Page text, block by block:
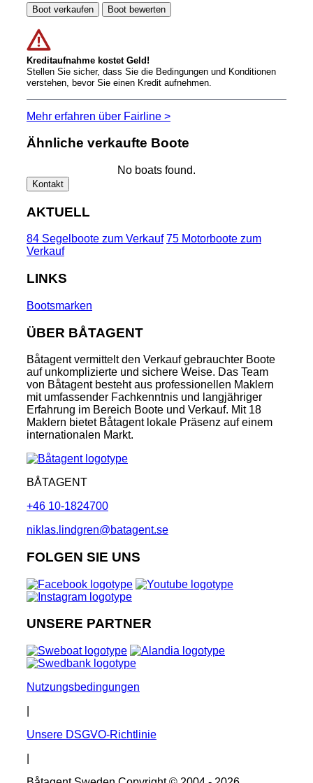
Boot verkaufen Boot bewerten
Kreditaufnahme kostet Geld!
Stellen Sie sicher, dass Sie die Bedingungen und Konditionen
verstehen, bevor Sie einen Kredit aufnehmen.
Mehr erfahren über Fairline >
Ähnliche verkaufte Boote
No boats found.
Kontakt
AKTUELL
84 Segelboote zum Verkauf 75 Motorboote zum
Verkauf
LINKS
Bootsmarken
ÜBER BÅTAGENT
Båtagent vermittelt den Verkauf gebrauchter Boote
auf unkomplizierte und sichere Weise. Das Team
von Båtagent besteht aus professionellen Maklern
mit umfassender Fachkenntnis und langjähriger
Erfahrung im Bereich Boote und Verkauf. Mit 18
Maklern bietet Båtagent lokale Präsenz auf einem
internationalen Markt.
BÅTAGENT
+46 10-1824700
niklas.lindgren@batagent.se
FOLGEN SIE UNS
UNSERE PARTNER
Nutzungsbedingungen
Unsere DSGVO-Richtlinie